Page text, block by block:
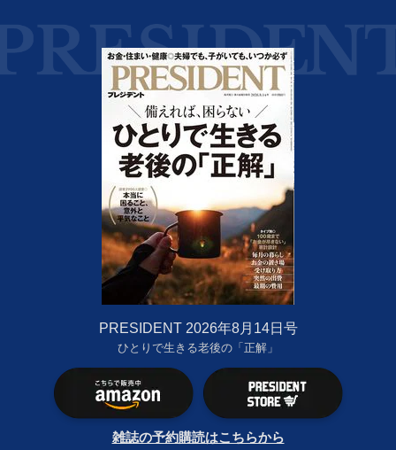
PRESIDENT 2026年8月14日号
ひとりで生きる老後の「正解」
雑誌の予約購読はこちらから